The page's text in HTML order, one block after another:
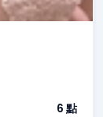
6 點